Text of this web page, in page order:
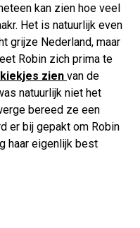
kan zien hoe veel
Het is natuurlijk even
grijze Nederland, maar
Robin zich prima te
zien van de
natuurlijk niet het
bereed ze een
er bij gepakt om Robin
haar eigenlijk best